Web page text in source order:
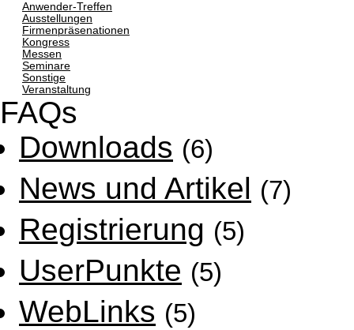
Anwender-Treffen
Ausstellungen
Firmenpräsenationen
Kongress
Messen
Seminare
Sonstige
Veranstaltung
FAQs
Downloads (6)
News und Artikel (7)
Registrierung (5)
UserPunkte (5)
WebLinks (5)